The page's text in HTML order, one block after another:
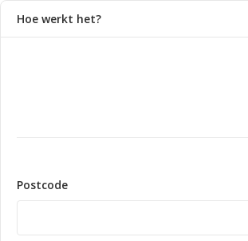
Hoe werkt het?
Postcode